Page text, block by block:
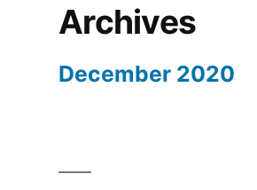
Archives
December 2020